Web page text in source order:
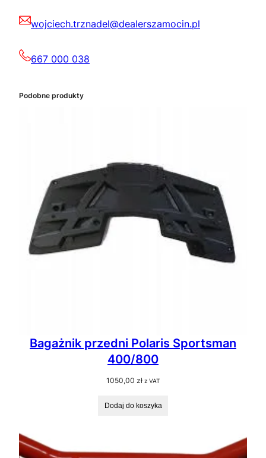
wojciech.trznadel@dealerszamocin.pl
667 000 038
Podobne produkty
Bagażnik przedni Polaris Sportsman
400/800
1050,00 zł z VAT
Dodaj do koszyka